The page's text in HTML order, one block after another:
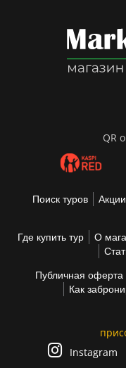
QR
Поиск туров
Где купить тур О
Публичная оферта
Как
Instagram